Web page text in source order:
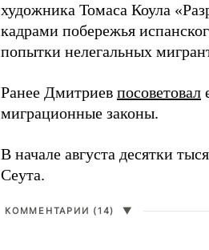
художника Томаса Коула
кадрами побережья
попытки нелегальных
Ранее Дмитриев посоветовал
миграционные законы.
В начале августа десятки
Сеута.
КОММЕНТАРИИ (14) ▼